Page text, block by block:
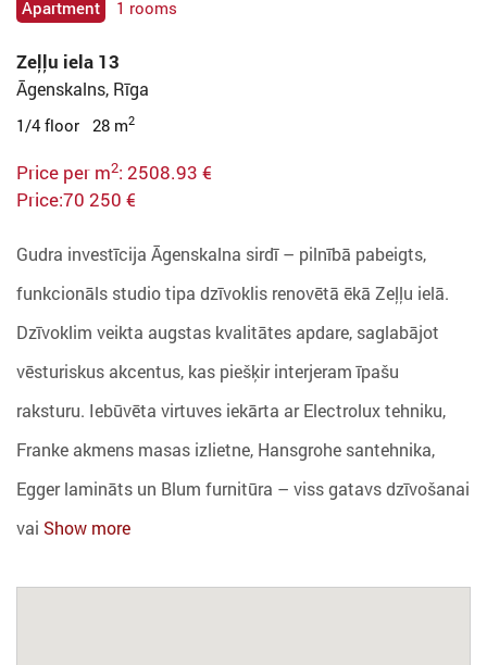
Apartment 1 rooms
Zeļļu iela 13
Āgenskalns, Rīga
1/4 floor 28 m2
Price per m2: 2508.93 €
Price:70 250 €
Gudra investīcija Āgenskalna sirdī – pilnībā pabeigts,
funkcionāls studio tipa dzīvoklis renovētā ēkā Zeļļu ielā.
Dzīvoklim veikta augstas kvalitātes apdare, saglabājot
vēsturiskus akcentus, kas piešķir interjeram īpašu
raksturu. Iebūvēta virtuves iekārta ar Electrolux tehniku,
Franke akmens masas izlietne, Hansgrohe santehnika,
Egger lamināts un Blum furnitūra – viss gatavs dzīvošanai
vai Show more